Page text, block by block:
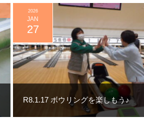
R8.1.17 ボウリングを楽しもう♪
2026
JAN
27